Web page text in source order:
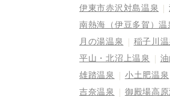
伊東市赤沢対島温泉
南熱海（伊豆多賀）温
月の湯温泉
稲子川温
平山・北沼上温泉
雄踏温泉
小土肥温泉
吉奈温泉
御殿場高原